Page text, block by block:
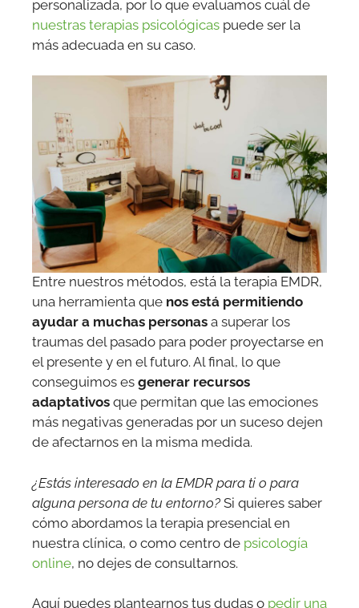
personalizada, por lo que evaluamos cuál de
nuestras terapias psicológicas puede ser la
más adecuada en su caso.
Entre nuestros métodos, está la terapia EMDR,
una herramienta que nos está permitiendo
ayudar a muchas personas a superar los
traumas del pasado para poder proyectarse en
el presente y en el futuro. Al final, lo que
conseguimos es generar recursos
adaptativos que permitan que las emociones
más negativas generadas por un suceso dejen
de afectarnos en la misma medida.
¿Estás interesado en la EMDR para ti o para
alguna persona de tu entorno? Si quieres saber
cómo abordamos la terapia presencial en
nuestra clínica, o como centro de psicología
online, no dejes de consultarnos.
Aquí puedes plantearnos tus dudas o pedir una